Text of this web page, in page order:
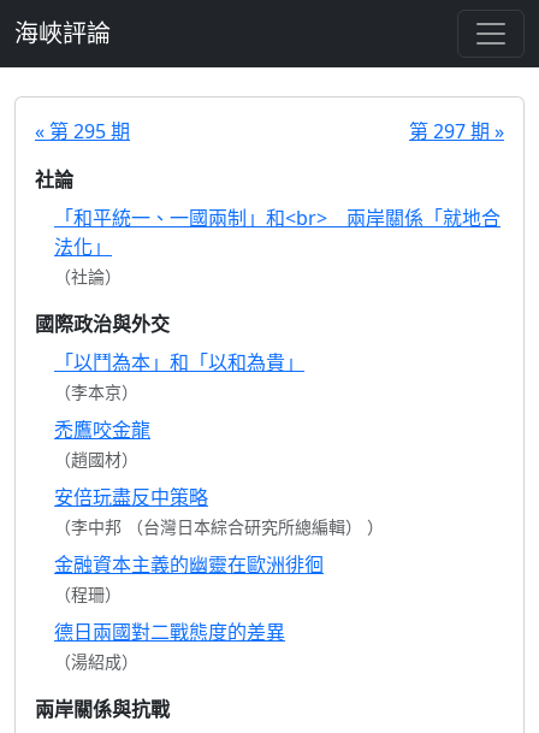
海峽評論
« 第 295 期
第 297 期 »
社論
「和平統一、一國兩制」和<br> 兩岸關係「就地合
法化」
（社論）
國際政治與外交
「以鬥為本」和「以和為貴」
（李本京）
禿鷹咬金龍
（趙國材）
安倍玩盡反中策略
（李中邦 （台灣日本綜合研究所總編輯） ）
金融資本主義的幽靈在歐洲徘徊
（程珊）
德日兩國對二戰態度的差異
（湯紹成）
兩岸關係與抗戰